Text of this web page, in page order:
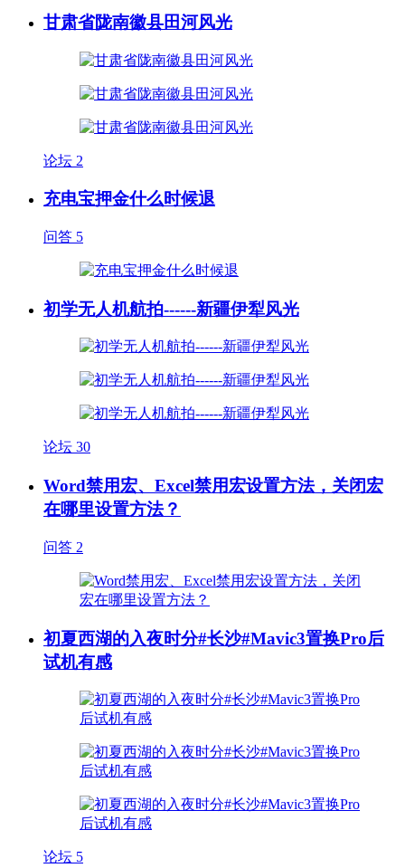
甘肃省陇南徽县田河风光
论坛 2
充电宝押金什么时候退
问答 5
初学无人机航拍------新疆伊犁风光
论坛 30
Word禁用宏、Excel禁用宏设置方法，关闭宏
在哪里设置方法？
问答 2
初夏西湖的入夜时分#长沙#Mavic3置换Pro后
试机有感
论坛 5